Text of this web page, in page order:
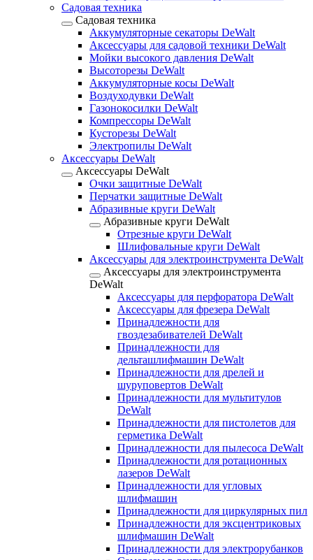
Садовая техника
Садовая техника
Аккумуляторные секаторы DeWalt
Аксессуары для садовой техники DeWalt
Мойки высокого давления DeWalt
Высоторезы DeWalt
Аккумуляторные косы DeWalt
Воздуходувки DeWalt
Газонокосилки DeWalt
Компрессоры DeWalt
Кусторезы DeWalt
Электропилы DeWalt
Аксессуары DeWalt
Аксессуары DeWalt
Очки защитные DeWalt
Перчатки защитные DeWalt
Абразивные круги DeWalt
Абразивные круги DeWalt
Отрезные круги DeWalt
Шлифовальные круги DeWalt
Аксессуары для электроинструмента DeWalt
Аксессуары для электроинструмента
DeWalt
Аксессуары для перфоратора DeWalt
Аксессуары для фрезера DeWalt
Принадлежности для
гвоздезабивателей DeWalt
Принадлежности для
дельташлифмашин DeWalt
Принадлежности для дрелей и
шуруповертов DeWalt
Принадлежности для мультитулов
DeWalt
Принадлежности для пистолетов для
герметика DeWalt
Принадлежности для пылесоса DeWalt
Принадлежности для ротационных
лазеров DeWalt
Принадлежности для угловых
шлифмашин
Принадлежности для циркулярных пил
Принадлежности для эксцентриковых
шлифмашин DeWalt
Принадлежности для электрорубанков